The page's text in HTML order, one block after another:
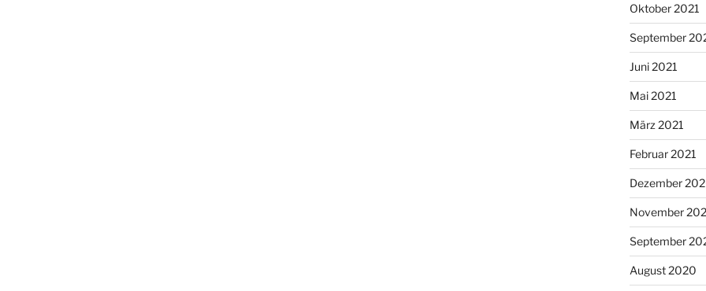
Oktober 2021
September
Juni 2021
Mai 2021
März 2021
Februar 2021
Dezember
November
September
August 2020